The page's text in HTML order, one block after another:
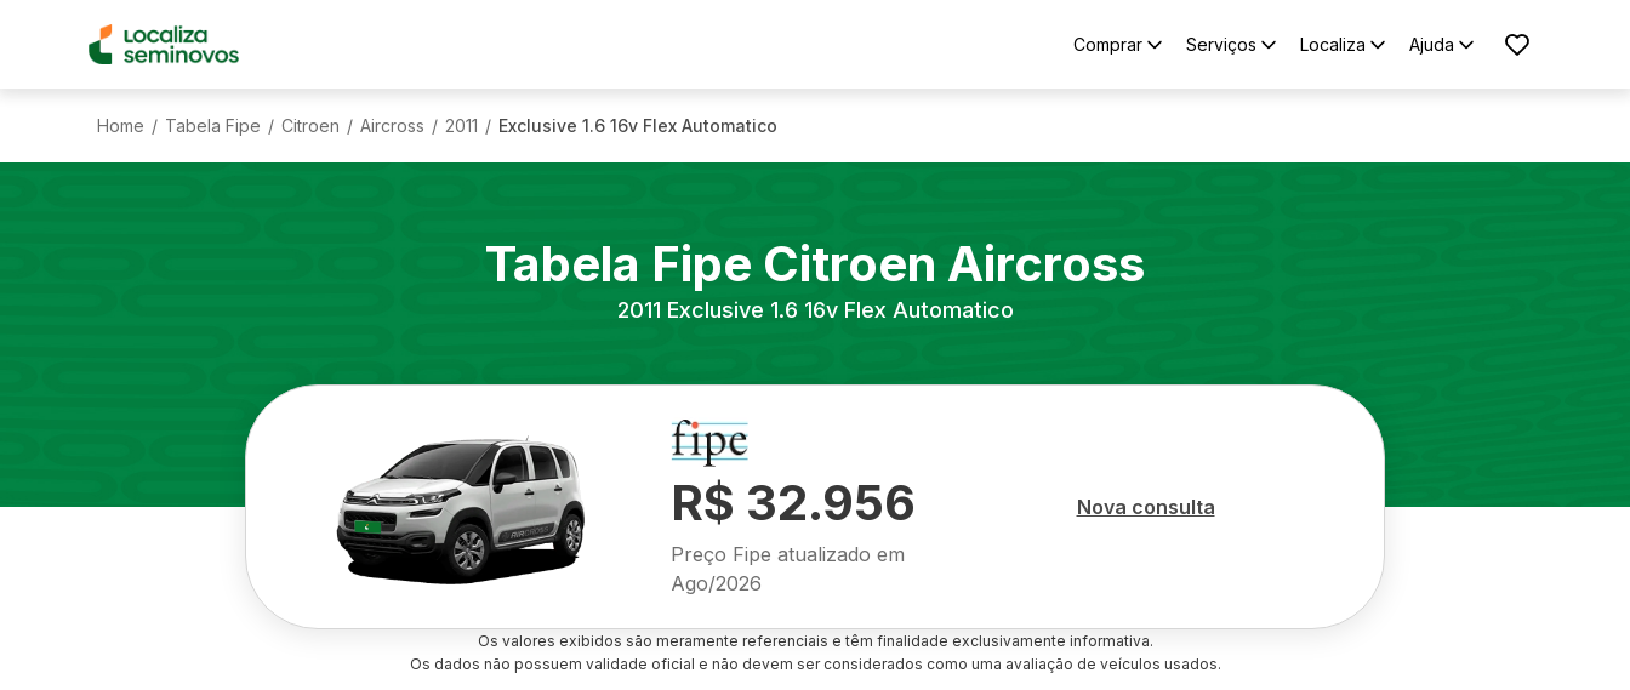
Comprar Serviços Localiza Ajuda
Home / Tabela Fipe / Citroen / Aircross / 2011 / Exclusive 1.6 16v Flex Automatico
Tabela Fipe Citroen Aircross
2011 Exclusive 1.6 16v Flex Automatico
R$ 32.956
Preço Fipe atualizado em
Ago/2026
Nova consulta
Os valores exibidos são meramente referenciais e têm finalidade exclusivamente informativa.
Os dados não possuem validade oficial e não devem ser considerados como uma avaliação de veículos usados.